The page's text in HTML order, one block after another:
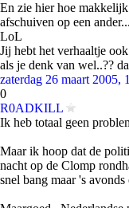
En zie hier hoe
afschuiven op een ander...
LoL
Jij hebt het verhaaltje
als je denk van wel..??
zaterdag 26 maart 2005,
0
R0ADKILL
Ik heb totaal geen
Maar ik hoop dat de
nacht op de Clomp
snel bang maar 's